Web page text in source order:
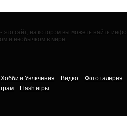
это сайт, на котором вы можете найти
и необычном в мире.
Хобби и Увлечения Видео
Фото галерея
Flash игры